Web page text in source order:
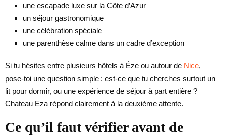
une escapade luxe sur la Côte d’Azur
un séjour gastronomique
une célébration spéciale
une parenthèse calme dans un cadre d’exception
Si tu hésites entre plusieurs hôtels à Éze ou autour de Nice,
pose-toi une question simple : est-ce que tu cherches surtout un
lit pour dormir, ou une expérience de séjour à part entière ?
Chateau Eza répond clairement à la deuxième attente.
Ce qu’il faut vérifier avant de